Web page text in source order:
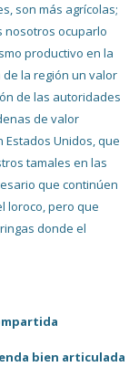
son más agrícolas;
nosotros ocuparlo
productivo en la
la región un valor
de las autoridades
de valor
Estados Unidos, que
tamales en las
que continúen
loroco, pero que
donde el
compartida
bien articulada